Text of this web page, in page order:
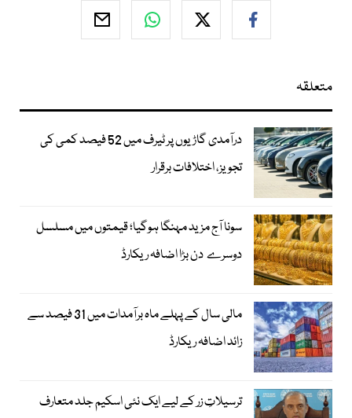
متعلقہ
درآمدی گاڑیوں پر ٹیرف میں 52 فیصد کمی کی
تجویز، اختلافات برقرار
سونا آج مزید مہنگا ہوگیا؛ قیمتوں میں مسلسل
دوسرے دن بڑا اضافہ ریکارڈ
مالی سال کے پہلے ماہ برآمدات میں 31 فیصد سے
زائد اضافہ ریکارڈ
ترسیلاتِ زر کے لیے ایک نئی اسکیم جلد متعارف